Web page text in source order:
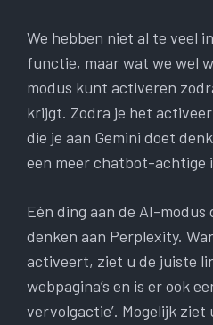
We hebben niet al te veel
functie, maar wat we wel
modus kunt activeren
krijgt. Zodra je het
die je aan Gemini doet
een meer chatbot-achtige
Eén ding aan de AI-modus
denken aan Perplexity.
activeert, ziet u de juiste
webpagina’s en is er ook
vervolgactie’. Mogelijk